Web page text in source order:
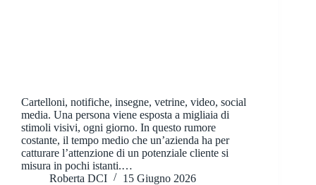
Cartelloni, notifiche, insegne, vetrine, video, social
media. Una persona viene esposta a migliaia di
stimoli visivi, ogni giorno. In questo rumore
costante, il tempo medio che un’azienda ha per
catturare l’attenzione di un potenziale cliente si
misura in pochi istanti.…
Roberta DCI
15 Giugno 2026